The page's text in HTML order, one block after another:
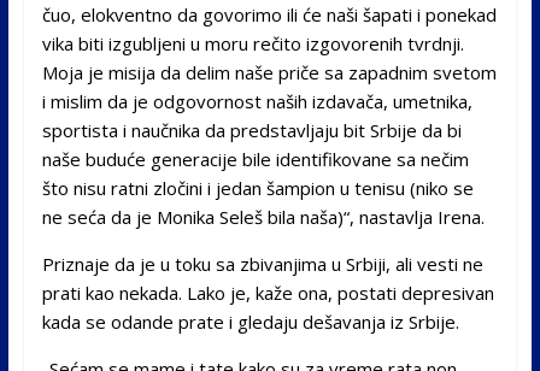
čuo, elokventno da govorimo ili će naši šapati i ponekad
vika biti izgubljeni u moru rečito izgovorenih tvrdnji.
Moja je misija da delim naše priče sa zapadnim svetom
i mislim da je odgovornost naših izdavača, umetnika,
sportista i naučnika da predstavljaju bit Srbije da bi
naše buduće generacije bile identifikovane sa nečim
što nisu ratni zločini i jedan šampion u tenisu (niko se
ne seća da je Monika Seleš bila naša)“, nastavlja Irena.
Priznaje da je u toku sa zbivanjima u Srbiji, ali vesti ne
prati kao nekada. Lako je, kaže ona, postati depresivan
kada se odande prate i gledaju dešavanja iz Srbije.